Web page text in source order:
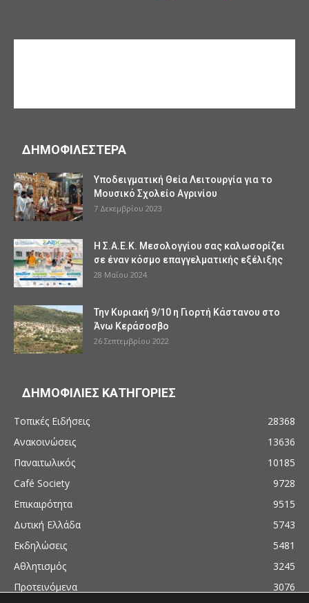
ΔΗΜΟΦΙΛΕΣΤΕΡΑ
Υποδειγματική Θεία Λειτουργία για το
Μουσικό Σχολείο Αγρινίου
7 Δεκεμβρίου 2023
Η Σ.Α.Ε.Κ. Μεσολογγίου σας καλωσορίζει
σε έναν κόσμο επαγγελματικής εξέλιξης
28 Μαΐου 2024
Την Κυριακή 9/10 η Γιορτή Κάστανου στο
Άνω Κεράσοσβο
26 Σεπτεμβρίου 2022
ΔΗΜΟΦΙΛΙΕΣ ΚΑΤΗΓΟΡΙΕΣ
Τοπικές Ειδήσεις
28368
Ανακοινώσεις
13636
Παναιτωλικός
10185
Café Society
9728
Επικαιρότητα
9515
Δυτική Ελλάδα
5743
Εκδηλώσεις
5481
Αθλητισμός
3245
Προτεινόμενα
3076